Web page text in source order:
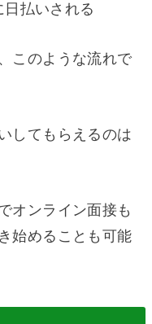
払いされる
このような流れで
してもらえるのは
オンライン面接も
始めることも可能